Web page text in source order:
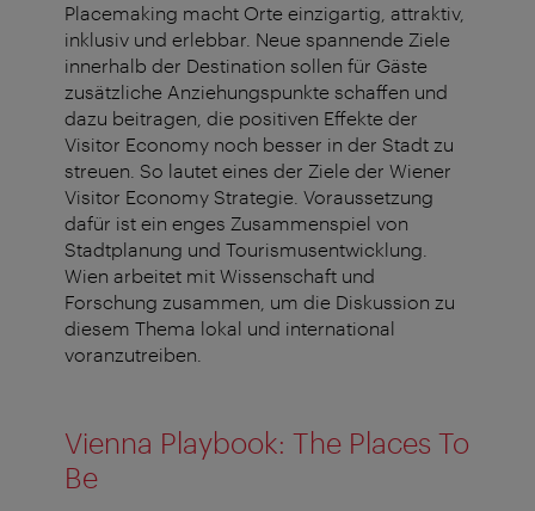
Placemaking macht Orte einzigartig, attraktiv,
inklusiv und erlebbar. Neue spannende Ziele
innerhalb der Destination sollen für Gäste
zusätzliche Anziehungspunkte schaffen und
dazu beitragen, die positiven Effekte der
Visitor Economy noch besser in der Stadt zu
streuen. So lautet eines der Ziele der Wiener
Visitor Economy Strategie. Voraussetzung
dafür ist ein enges Zusammenspiel von
Stadtplanung und Tourismusentwicklung.
Wien arbeitet mit Wissenschaft und
Forschung zusammen, um die Diskussion zu
diesem Thema lokal und international
voranzutreiben.
Vienna Playbook: The Places To
Be